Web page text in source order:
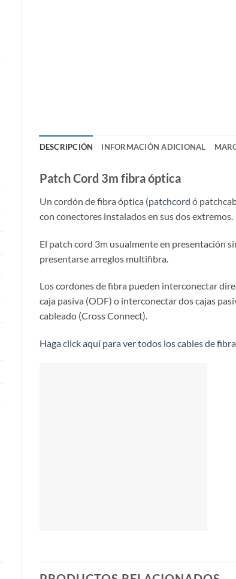
DESCRIPCIÓN INFORMACIÓN ADICIONAL
Patch Cord 3m fibra óptica
Un cordón de fibra óptica (patchcord ó
con conectores instalados en sus dos extremos.
El patch cord 3m usualmente en presentación
presentarse arreglos multifibra.
Los cordones de fibra pueden interconectar
caja pasiva (ODF) o interconectar dos cajas
cableado (Cross Connect).
Haga click aquí para ver todos los cables de